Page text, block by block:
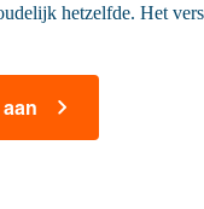
hetzelfde. Het